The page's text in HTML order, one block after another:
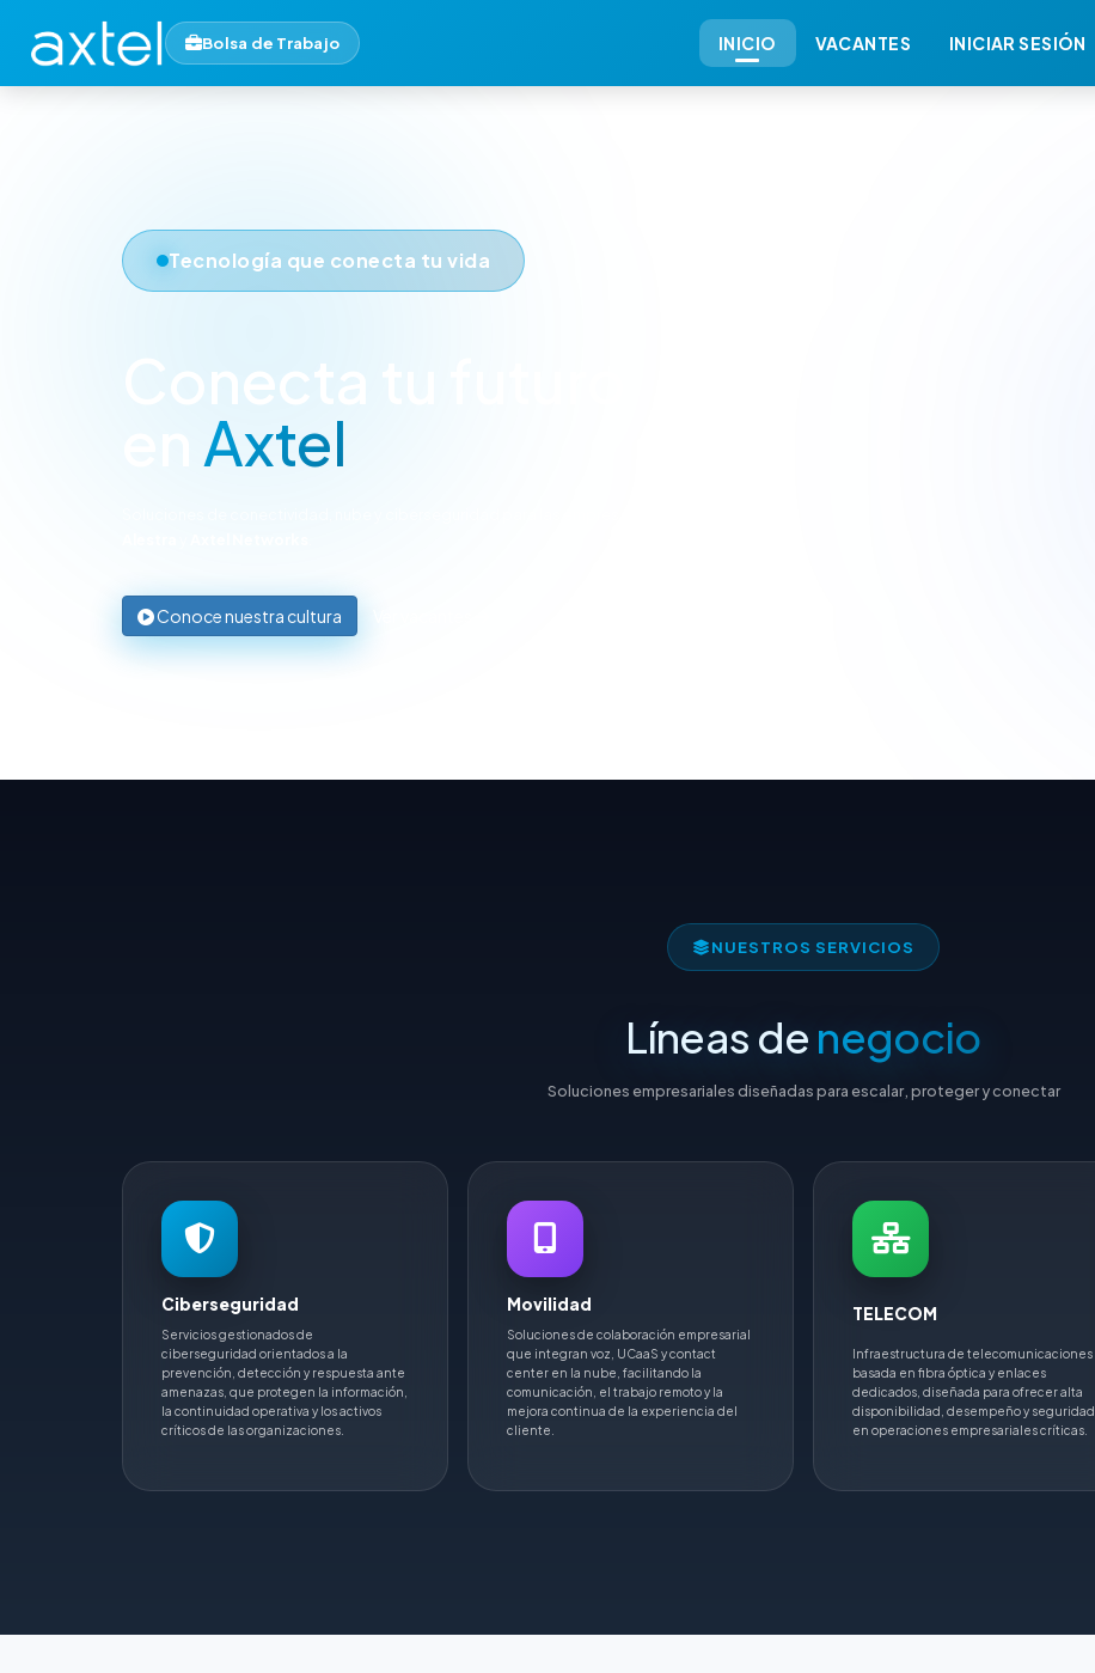
Bolsa de Trabajo INICIO VACANTES INICIAR SESIÓN
Tecnología que conecta tu vida
Conecta tu futuro
Axtel
Conoce nuestra cultura
NUESTROS SERVICIOS
Líneas de negocio
Soluciones empresariales diseñadas para escalar, proteger y conectar
Ciberseguridad
Servicios gestionados de
ciberseguridad orientados a la
prevención, detección y respuesta ante
amenazas, que protegen la información,
la continuidad operativa y los activos
críticos de las organizaciones.
Movilidad
Soluciones de colaboración empresarial
que integran voz, UCaaS y contact
center en la nube, facilitando la
comunicación, el trabajo remoto y la
mejora continua de la experiencia del
cliente.
TELECOM
Infraestructura de telecomunicaciones
basada en fibra óptica y enlaces
dedicados, diseñada para ofrecer alta
disponibilidad, desempeño y seguridad
en operaciones empresariales críticas.